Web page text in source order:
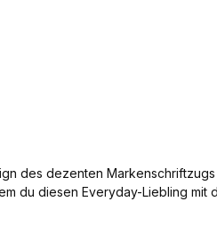
des dezenten
du diesen Everyday-Liebling mit